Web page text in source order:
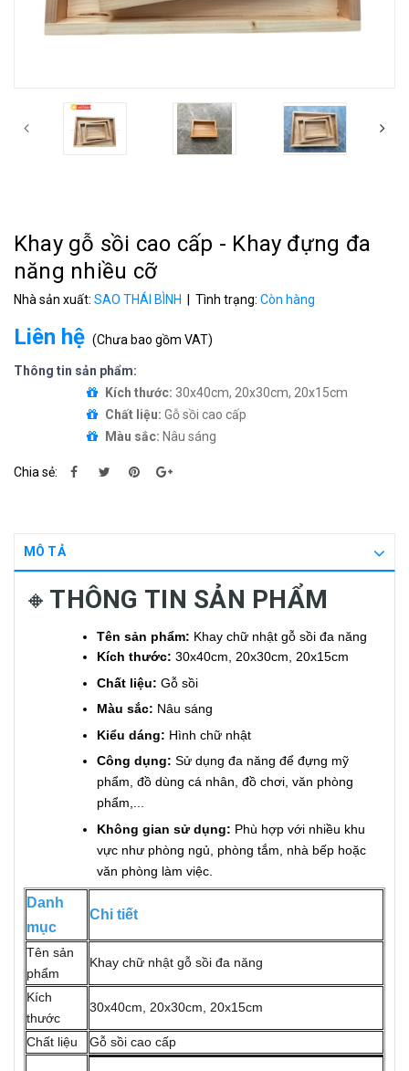
Khay gỗ sồi cao cấp - Khay đựng đa
năng nhiều cỡ
Nhà sản xuất: SAO THÁI BÌNH | Tình trạng: Còn hàng
Liên hệ (Chưa bao gồm VAT)
Thông tin sản phẩm:
Kích thước: 30x40cm, 20x30cm, 20x15cm
Chất liệu: Gỗ sồi cao cấp
Màu sắc: Nâu sáng
Chia sẻ:
MÔ TẢ
🔸 THÔNG TIN SẢN PHẨM
Tên sản phẩm: Khay chữ nhật gỗ sồi đa năng
Kích thước: 30x40cm, 20x30cm, 20x15cm
Chất liệu: Gỗ sồi
Màu sắc: Nâu sáng
Kiểu dáng: Hình chữ nhật
Công dụng: Sử dụng đa năng để đựng mỹ
phẩm, đồ dùng cá nhân, đồ chơi, văn phòng
phẩm,...
Không gian sử dụng: Phù hợp với nhiều khu
vực như phòng ngủ, phòng tắm, nhà bếp hoặc
văn phòng làm việc.
Danh
mục
Chi tiết
Tên sản
phẩm
Khay chữ nhật gỗ sồi đa năng
Kích
thước
30x40cm, 20x30cm, 20x15cm
Chất liệu Gỗ sồi cao cấp